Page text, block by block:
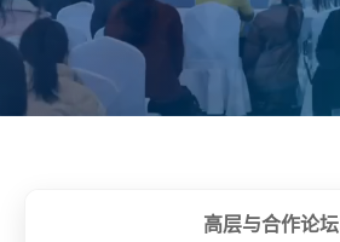
高层与合作论坛